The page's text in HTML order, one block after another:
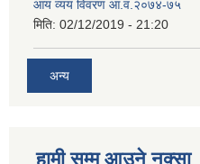
आय व्यय विवरण आ.व.२०७४-७५
मिति: 02/12/2019 - 21:20
अन्य
हामी सम्म आउने नक्सा